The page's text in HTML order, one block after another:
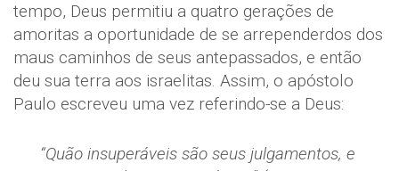
tempo, Deus permitiu a quatro gerações de
amoritas a oportunidade de se arrependerdos dos
maus caminhos de seus antepassados, e então
deu sua terra aos israelitas. Assim, o apóstolo
Paulo escreveu uma vez referindo-se a Deus:
“Quão insuperáveis são seus julgamentos, e